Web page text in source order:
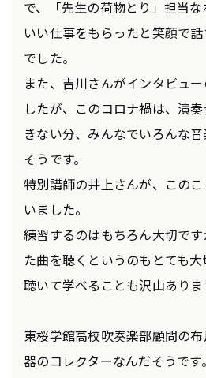
で、「先生の荷物とり」担当な
いい仕事をもらったと笑顔で
でした。
また、吉川さんがインタビュ
したが、このコロナ禍は、演
きない分、みんなでいろんな
そうです。
特別講師の井上さんが、この
いました。
練習するのはもちろん大切で
た曲を聴くというのもとても大
聴いて学べることも沢山ありま
東桜学館高校吹奏楽部顧問の
器のコレクターなんだそうです。